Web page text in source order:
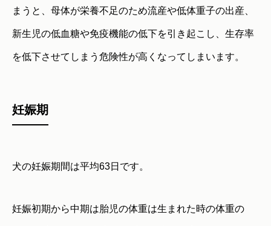
まうと、母体が栄養不足のため流産や低体重子の出産、
新生児の低血糖や免疫機能の低下を引き起こし、生存率
を低下させてしまう危険性が高くなってしまいます。
妊娠期
犬の妊娠期間は平均63日です。
妊娠初期から中期は胎児の体重は生まれた時の体重の